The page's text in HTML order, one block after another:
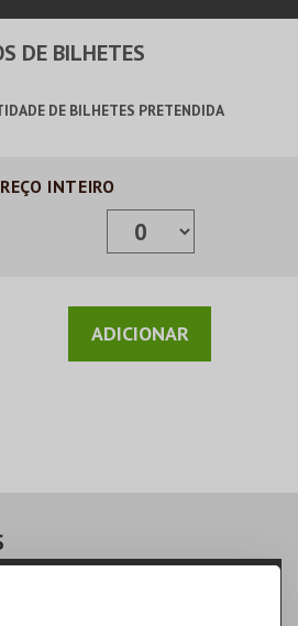
DE BILHETES
DE BILHETES PRETENDIDA
INTEIRO